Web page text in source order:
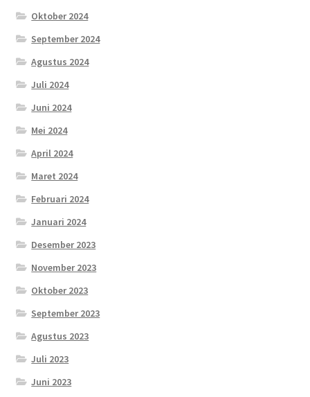
Oktober 2024
September 2024
Agustus 2024
Juli 2024
Juni 2024
Mei 2024
April 2024
Maret 2024
Februari 2024
Januari 2024
Desember 2023
November 2023
Oktober 2023
September 2023
Agustus 2023
Juli 2023
Juni 2023